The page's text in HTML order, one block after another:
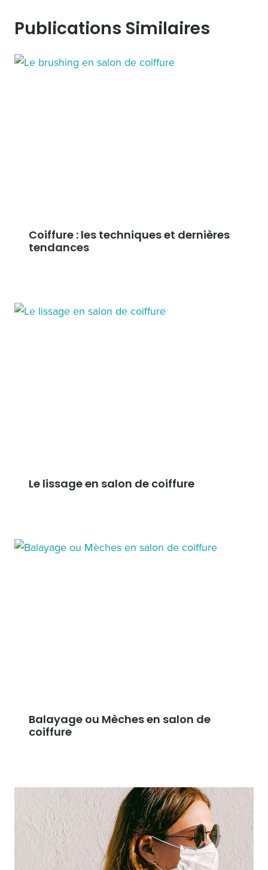
Publications Similaires
Coiffure : les techniques et dernières
tendances
Le lissage en salon de coiffure
Balayage ou Mèches en salon de
coiffure